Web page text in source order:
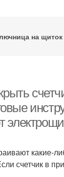
на щиток
какие-
счетчик в